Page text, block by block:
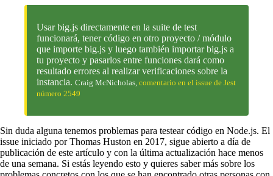
Usar big.js directamente en la suite de test
funcionará, tener código en otro proyecto / módulo
que importe big.js y luego también importar big.js a
tu proyecto y pasarlos entre funciones dará como
resultado errores al realizar verificaciones sobre la
instancia. Craig McNicholas, comentario en el issue de Jest
número 2549
Sin duda alguna tenemos problemas para testear código en Node.js. El
issue iniciado por Thomas Huston en 2017, sigue abierto a día de
publicación de este artículo y con la última actualización hace menos
de una semana. Si estás leyendo esto y quieres saber más sobre los